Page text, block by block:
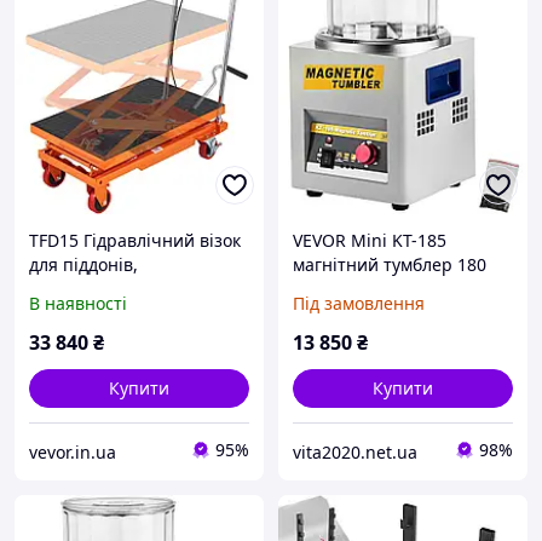
TFD15 Гідравлічний візок
для піддонів,
фунтів, 127 см, з 4
колесами та нековзною
В наявності
33 840₴
Купити
vevor.in.ua 95%
VEVOR Mini KT-185
магнітний тумблер 180
полірувальна та фінішна
машина з функцією
швидкість
Під замовлення
13 850₴
Купити
vita2020.net.ua 98%